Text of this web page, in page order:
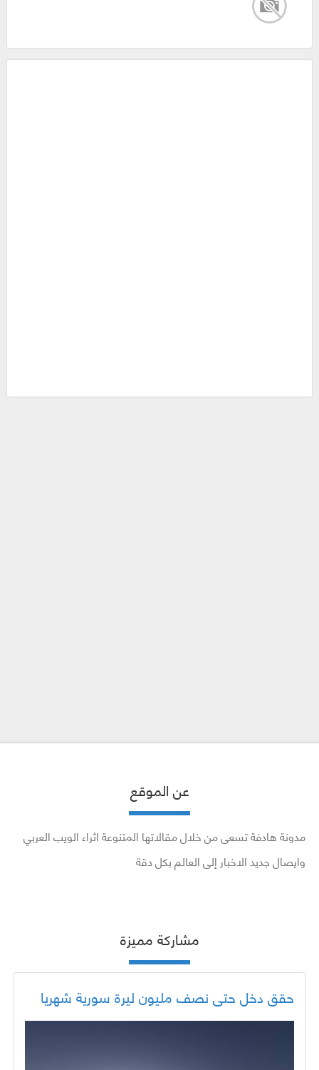
عن الموقع
مدونة هادفة تسعى من خلال مقالاتها المتنوعة اثراء الويب العربي
وايصال جديد الاخبار إلى العالم بكل دقة
مشاركة مميزة
حقق دخل حتى نصف مليون ليرة سورية شهريا